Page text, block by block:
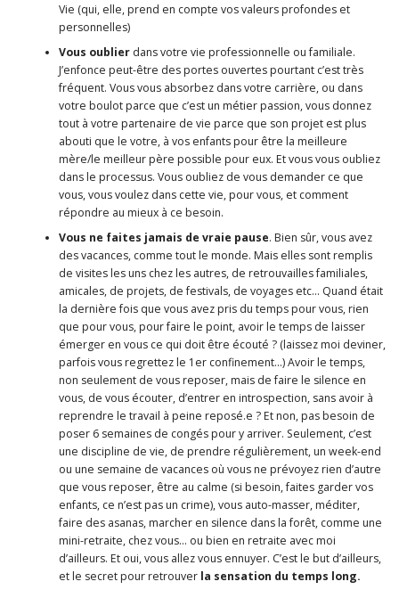
Vie (qui, elle, prend en compte vos valeurs profondes et
personnelles)
Vous oublierdans votre vie professionnelle ou familiale.
J’enfonce peut-être des portes ouvertes pourtant c’est très
fréquent. Vous vous absorbez dans votre carrière, ou dans
votre boulot parce que c’est un métier passion, vous donnez
tout à votre partenaire de vie parce que son projet est plus
abouti que le votre, à vos enfants pour être la meilleure
mère/le meilleur père possible pour eux. Et vous vous oubliez
dans le processus. Vous oubliez de vous demander ce que
vous, vous voulez dans cette vie, pour vous, et comment
répondre au mieux à ce besoin.
Vous ne faites jamais de vraie pause. Bien sûr, vous avez
des vacances, comme tout le monde. Mais elles sont remplis
de visites les uns chez les autres, de retrouvailles familiales,
amicales, de projets, de festivals, de voyages etc… Quand était
la dernière fois que vous avez pris du temps pour vous, rien
que pour vous, pour faire le point, avoir le temps de laisser
émerger en vous ce qui doit être écouté ? (laissez moi deviner,
parfois vous regrettez le 1er confinement…) Avoir le temps,
non seulement de vous reposer, mais de faire le silence en
vous, de vous écouter, d’entrer en introspection, sans avoir à
reprendre le travail à peine reposé.e ? Et non, pas besoin de
poser 6 semaines de congés pour y arriver. Seulement, c’est
une discipline de vie, de prendre régulièrement, un week-end
ou une semaine de vacances où vous ne prévoyez rien d’autre
que vous reposer, être au calme (si besoin, faites garder vos
enfants, ce n’est pas un crime), vous auto-masser, méditer,
faire des asanas, marcher en silence dans la forêt, comme une
mini-retraite, chez vous… ou bien en retraite avec moi
d’ailleurs. Et oui, vous allez vous ennuyer. C’est le but d’ailleurs,
et le secret pour retrouver la sensation du temps long.